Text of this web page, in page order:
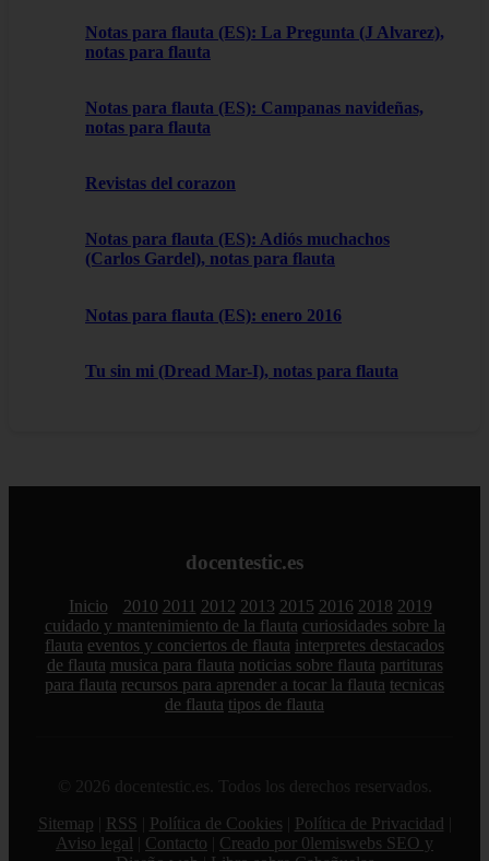
Notas para flauta (ES): La Pregunta (J Alvarez),
notas para flauta
Notas para flauta (ES): Campanas navideñas,
notas para flauta
Revistas del corazon
Notas para flauta (ES): Adiós muchachos
(Carlos Gardel), notas para flauta
Notas para flauta (ES): enero 2016
Tu sin mi (Dread Mar-I), notas para flauta
docentestic.es
Inicio 2010 2011 2012 2013 2015 2016 2018 2019
cuidado y mantenimiento de la flauta curiosidades sobre la
flauta eventos y conciertos de flauta interpretes destacados
de flauta musica para flauta noticias sobre flauta partituras
para flauta recursos para aprender a tocar la flauta tecnicas
de flauta tipos de flauta
© 2026 docentestic.es. Todos los derechos reservados.
Sitemap
RSS Política de Cookies Política de Privacidad
Aviso legal
Contacto
Creado por 0lemiswebs SEO y